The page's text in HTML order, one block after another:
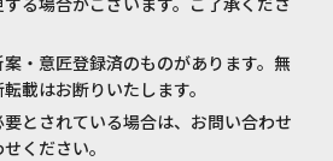
・意匠登録済のものがあります。無
載はお断りいたします。
とされている場合は、お問い合わせ
ください。